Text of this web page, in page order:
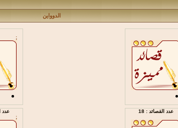
الدوواين
عدد القصائد : 18
;
عدد
;